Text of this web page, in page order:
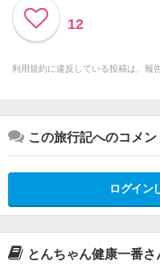
12
利用規約に違反している投稿は、報
この旅行記へのコメン
ログイン
とんちゃん健康一番